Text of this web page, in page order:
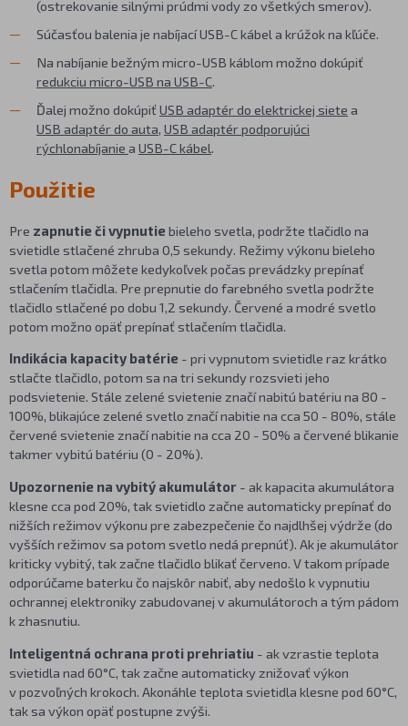
(ostrekovanie silnými prúdmi vody zo všetkých smerov).
Súčasťou balenia je nabíjací USB-C kábel a krúžok na kľúče.
Na nabíjanie bežným micro-USB káblom možno dokúpiť
redukciu micro-USB na USB-C.
Ďalej možno dokúpiť USB adaptér do elektrickej siete a
USB adaptér do auta, USB adaptér podporujúci
rýchlonabíjanie a USB-C kábel.
Použitie
Pre zapnutie či vypnutiebieleho svetla, podržte tlačidlo na
svietidle stlačené zhruba 0,5 sekundy. Režimy výkonu bieleho
svetla potom môžete kedykoľvek počas prevádzky prepínať
stlačením tlačidla. Pre prepnutie do farebného svetla podržte
tlačidlo stlačené po dobu 1,2 sekundy. Červené a modré svetlo
potom možno opäť prepínať stlačením tlačidla.
Indikácia kapacity batérie - pri vypnutom svietidle raz krátko
stlačte tlačidlo, potom sa na tri sekundy rozsvieti jeho
podsvietenie. Stále zelené svietenie značí nabitú batériu na 80 -
100%, blikajúce zelené svetlo značí nabitie na cca 50 - 80%, stále
červené svietenie značí nabitie na cca 20 - 50% a červené blikanie
takmer vybitú batériu (0 - 20%).
Upozornenie na vybitý akumulátor - ak kapacita akumulátora
klesne cca pod 20%, tak svietidlo začne automaticky prepínať do
nižších režimov výkonu pre zabezpečenie čo najdlhšej výdrže (do
vyšších režimov sa potom svetlo nedá prepnúť). Ak je akumulátor
kriticky vybitý, tak začne tlačidlo blikať červeno. V takom prípade
odporúčame baterku čo najskôr nabiť, aby nedošlo k vypnutiu
ochrannej elektroniky zabudovanej v akumulátoroch a tým pádom
k zhasnutiu.
Inteligentná ochrana proti prehriatiu - ak vzrastie teplota
svietidla nad 60°C, tak začne automaticky znižovať výkon
v pozvoľných krokoch. Akonáhle teplota svietidla klesne pod 60°C,
tak sa výkon opäť postupne zvýši.